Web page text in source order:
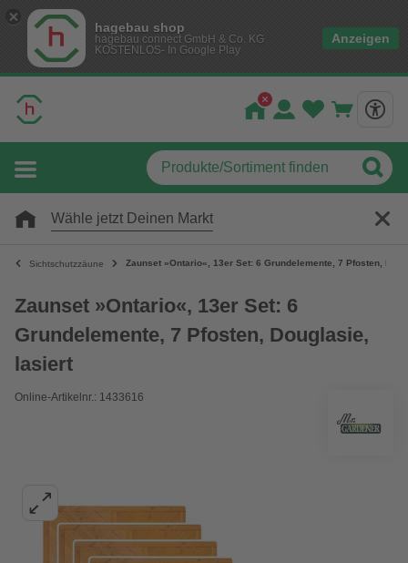
hagebau shop
hagebau connect GmbH & Co. KG
KOSTENLOS- In Google Play
Anzeigen
Wähle jetzt Deinen Markt
Sichtschutzzäune Zaunset »Ontario«, 13er Set: 6 Grundelemente, 7 Pfosten,
Zaunset »Ontario«, 13er Set: 6
Grundelemente, 7 Pfosten, Douglasie,
lasiert
Online-Artikelnr.: 1433616